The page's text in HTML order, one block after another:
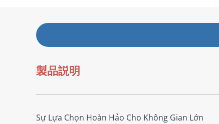
製品説明
Sự Lựa Chọn Hoàn Hảo Cho Không Gian Lớn